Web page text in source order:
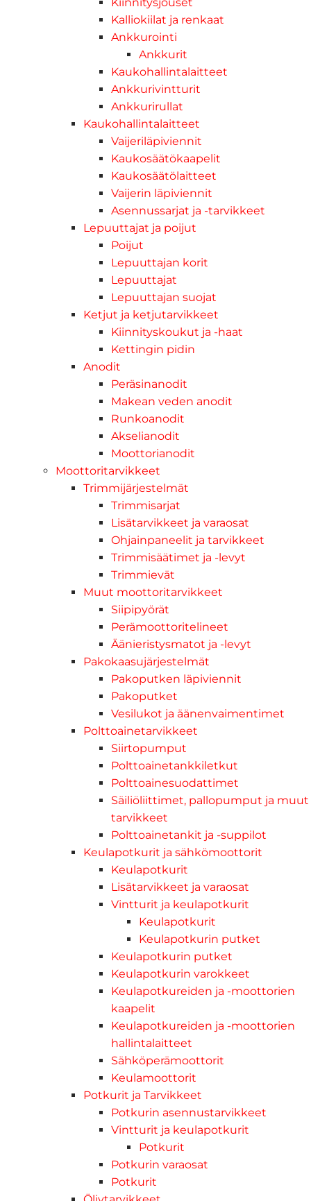
Kiinnitysjouset
Kalliokiilat ja renkaat
Ankkurointi
Ankkurit
Kaukohallintalaitteet
Ankkurivintturit
Ankkurirullat
Kaukohallintalaitteet
Vaijeriläpiviennit
Kaukosäätökaapelit
Kaukosäätölaitteet
Vaijerin läpiviennit
Asennussarjat ja -tarvikkeet
Lepuuttajat ja poijut
Poijut
Lepuuttajan korit
Lepuuttajat
Lepuuttajan suojat
Ketjut ja ketjutarvikkeet
Kiinnityskoukut ja -haat
Kettingin pidin
Anodit
Peräsinanodit
Makean veden anodit
Runkoanodit
Akselianodit
Moottorianodit
Moottoritarvikkeet
Trimmijärjestelmät
Trimmisarjat
Lisätarvikkeet ja varaosat
Ohjainpaneelit ja tarvikkeet
Trimmisäätimet ja -levyt
Trimmievät
Muut moottoritarvikkeet
Siipipyörät
Perämoottoritelineet
Äänieristysmatot ja -levyt
Pakokaasujärjestelmät
Pakoputken läpiviennit
Pakoputket
Vesilukot ja äänenvaimentimet
Polttoainetarvikkeet
Siirtopumput
Polttoainetankkiletkut
Polttoainesuodattimet
Säiliöliittimet, pallopumput ja muut
tarvikkeet
Polttoainetankit ja -suppilot
Keulapotkurit ja sähkömoottorit
Keulapotkurit
Lisätarvikkeet ja varaosat
Vintturit ja keulapotkurit
Keulapotkurit
Keulapotkurin putket
Keulapotkurin putket
Keulapotkurin varokkeet
Keulapotkureiden ja -moottorien
kaapelit
Keulapotkureiden ja -moottorien
hallintalaitteet
Sähköperämoottorit
Keulamoottorit
Potkurit ja Tarvikkeet
Potkurin asennustarvikkeet
Vintturit ja keulapotkurit
Potkurit
Potkurin varaosat
Potkurit